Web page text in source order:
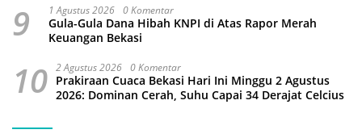
9 1 Agustus 2026 0 Komentar
Gula-Gula Dana Hibah KNPI di Atas Rapor Merah
Keuangan Bekasi
10 2 Agustus 2026 0 Komentar
Prakiraan Cuaca Bekasi Hari Ini Minggu 2 Agustus
2026: Dominan Cerah, Suhu Capai 34 Derajat Celcius